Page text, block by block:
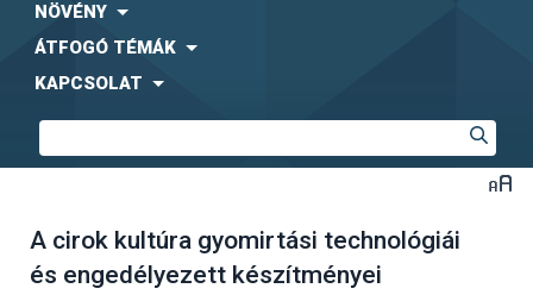
NÖVÉNY
ÁTFOGÓ TÉMÁK
KAPCSOLAT
A cirok kultúra gyomirtási technológiái
és engedélyezett készítményei